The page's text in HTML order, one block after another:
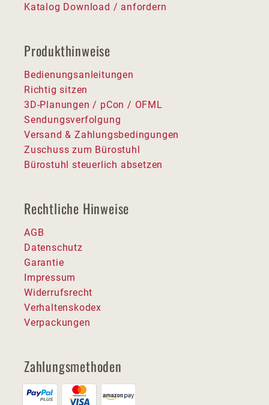
Katalog Download / anfordern
Produkthinweise
Bedienungsanleitungen
Richtig sitzen
3D-Planungen / pCon / OFML
Sendungsverfolgung
Versand & Zahlungsbedingungen
Zuschuss zum Bürostuhl
Bürostuhl steuerlich absetzen
Rechtliche Hinweise
AGB
Datenschutz
Garantie
Impressum
Widerrufsrecht
Verhaltenskodex
Verpackungen
Zahlungsmethoden